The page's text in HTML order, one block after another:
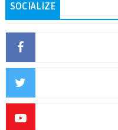
SOCIALIZE